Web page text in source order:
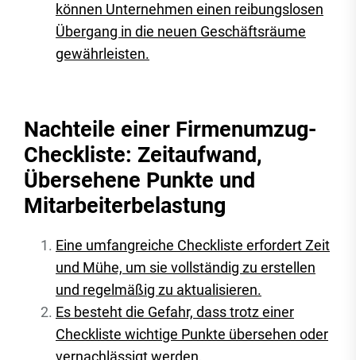
können Unternehmen einen reibungslosen
Übergang in die neuen Geschäftsräume
gewährleisten.
Nachteile einer Firmenumzug-
Checkliste: Zeitaufwand,
Übersehene Punkte und
Mitarbeiterbelastung
Eine umfangreiche Checkliste erfordert Zeit
und Mühe, um sie vollständig zu erstellen
und regelmäßig zu aktualisieren.
Es besteht die Gefahr, dass trotz einer
Checkliste wichtige Punkte übersehen oder
vernachlässigt werden.